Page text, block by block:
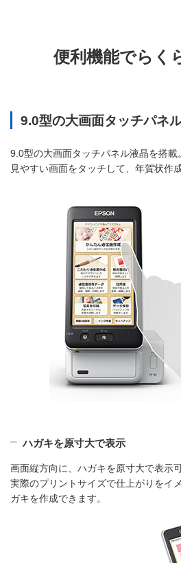
便利機能でらく
9.0型の大画面タッチパネ
9.0型の大画面タッチパネル液晶を搭載。
見やすい画面をタッチして、年賀状作
ハガキを原寸大で表示
画面縦方向に、ハガキを原寸大で表示可
実際のプリントサイズで仕上がりをイ
ガキを作成できます。